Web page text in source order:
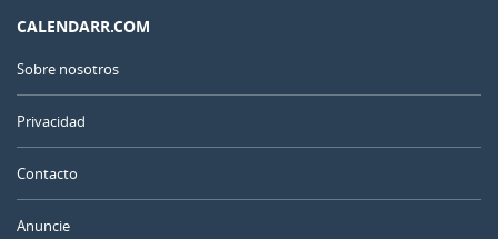
CALENDARR.COM
Sobre nosotros
Privacidad
Contacto
Anuncie